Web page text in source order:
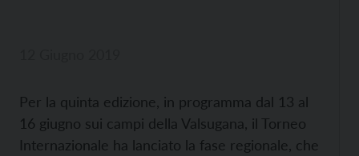
Per la quinta edizione, in programma dal 13 al
16 giugno sui campi della Valsugana, il Torneo
Internazionale ha lanciato la fase regionale, che